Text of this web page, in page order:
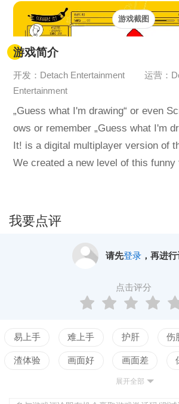
游戏截图
游戏简介
开发：Detach Entertainment
运营：
Entertainment
„Guess what I'm drawing“ or even
ows or remember „Guess what I'm
It! is a digital multiplayer version of
We created a new level of this funny
r friendly guide “Simon” will come
我要点评
请先登录，再进
点击评分
易上手 难上手 护肝 伤
渣体验 画面好 画面差
测试
展开全部